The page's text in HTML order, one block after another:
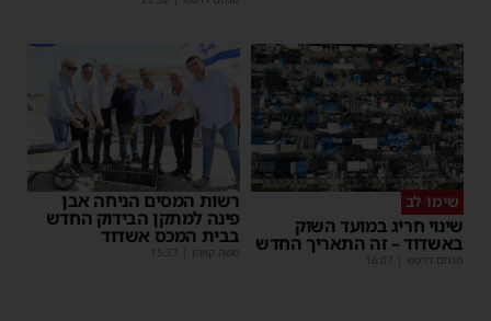
שימו לב
שינוי חריג במועד השוק
באשדוד – זה התאריך החדש
מנחם דויטש 16:07
רשות המסים הניחה אבן
פינה למתקן הבידוק החדש
בבית המכס אשדוד
משה קאהן 15:37